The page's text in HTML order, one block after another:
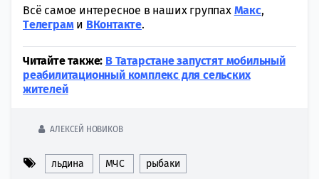
Всё самое интересное в наших группах Макс,
Tелеграми ВКонтакте.
Читайте также: В Татарстане запустят мобильный
реабилитационный комплекс для сельских
жителей
АЛЕКСЕЙ НОВИКОВ
льдина МЧС рыбаки